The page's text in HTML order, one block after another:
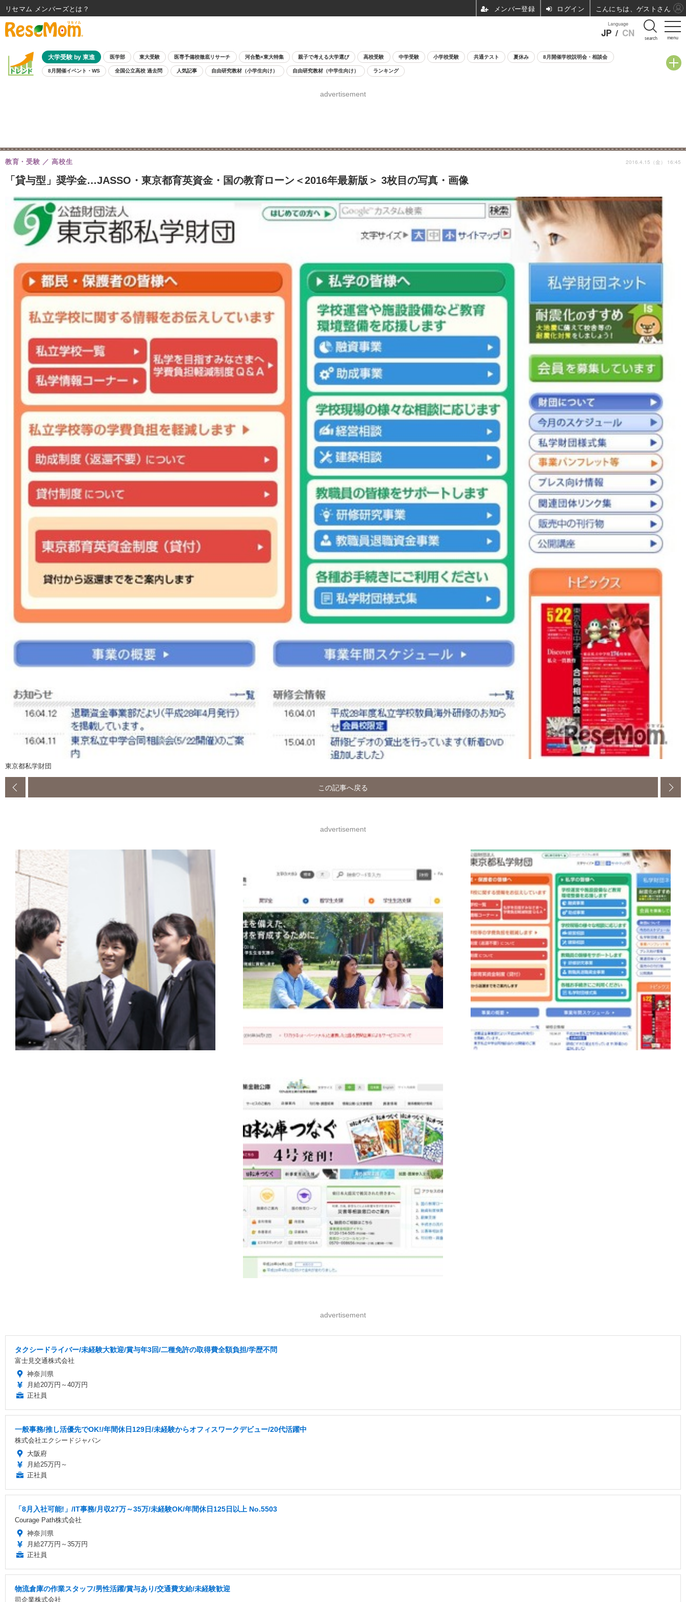
menu
Language
JP / CN search
大学受験 by 東進 医学部 東大受験 医専予備校徹底リサーチ 河合塾×東大特集 親子で考える大学選び 高校受験 中学受験 小学校受験 共通テスト 夏休み 8月開催学校説明会・相談会
8月開催イベント・WS 全国公立高校 過去問 人気記事 自由研究教材（小学生向け） 自由研究教材（中学生向け） ランキング
advertisement
「貸与型」奨学金…JASSO・東京都育英資金・国の教育ローン＜2016年最新版＞ 3枚目の写真・画像
教育・受験 高校生 2016.4.15（金） 16:45
東京都私学財団
この記事へ戻る
advertisement
advertisement
タクシードライバー/未経験大歓迎/賞与年3回/二種免許の取得費全額負担/学歴不問
富士見交通株式会社
神奈川県
月給20万円～40万円
正社員
一般事務/推し活優先でOK!/年間休日129日/未経験からオフィスワークデビュー/20代活躍中
株式会社エクシードジャパン
大阪府
月給25万円～
正社員
「8月入社可能!」/IT事務/月収27万～35万/未経験OK/年間休日125日以上 No.5503
Courage Path株式会社
神奈川県
月給27万円～35万円
正社員
物流倉庫の作業スタッフ/男性活躍/賞与あり/交通費支給/未経験歓迎
司企業株式会社
リセマム メンバーズ ログイン こんにちは、ゲストさん